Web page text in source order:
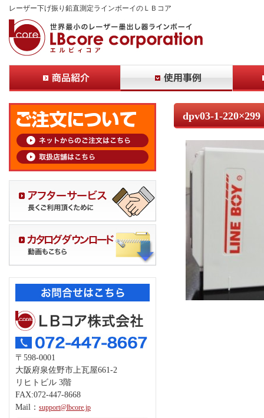
レーザー下げ振り鉛直測定ラインボーイのＬＢコア
dpv03-1-220×299
〒598-0001
大阪府泉佐野市上瓦屋661-2
リヒトビル 3階
FAX:072-447-8668
Mail： support@lbcore.jp